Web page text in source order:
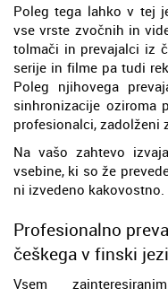
Poleg tega lahko v tej
vse vrste zvočnih in
tolmači in prevajalci iz
serije in filme pa tudi
Poleg njihovega
sinhronizacije oziroma
profesionalci, zadolženi
Na vašo zahtevo
vsebine, ki so že
ni izvedeno kakovostno.
Profesionalno
češkega v finski
Vsem